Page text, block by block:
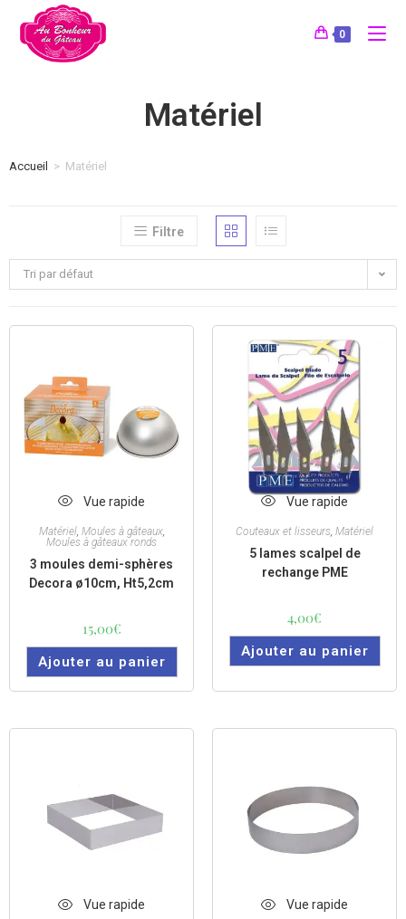
0
Matériel
Accueil > Matériel
Filtre
Tri par défaut
Vue rapide
Matériel, Moules à gâteaux,
Moules à gâteaux ronds
3 moules demi-sphères
Decora ø10cm, Ht5,2cm
15,00€
Ajouter au panier
Vue rapide
Couteaux et lisseurs, Matériel
5 lames scalpel de
rechange PME
4,00€
Ajouter au panier
Vue rapide Vue rapide